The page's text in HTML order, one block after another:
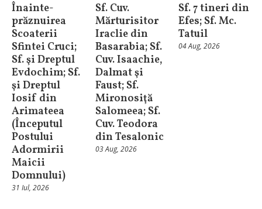
Înainte-
prăznuirea
Scoaterii
Sfintei Cruci;
Sf. şi Dreptul
Evdochim; Sf.
şi Dreptul
Iosif din
Arimateea
(Începutul
Postului
Adormirii
Maicii
Domnului)
31 Iul, 2026
Sf. Cuv.
Mărturisitor
Iraclie din
Basarabia; Sf.
Cuv. Isaachie,
Dalmat şi
Faust; Sf.
Mironosiţă
Salomeea; Sf.
Cuv. Teodora
din Tesalonic
03 Aug, 2026
Sf. 7 tineri din
Efes; Sf. Mc.
Tatuil
04 Aug, 2026